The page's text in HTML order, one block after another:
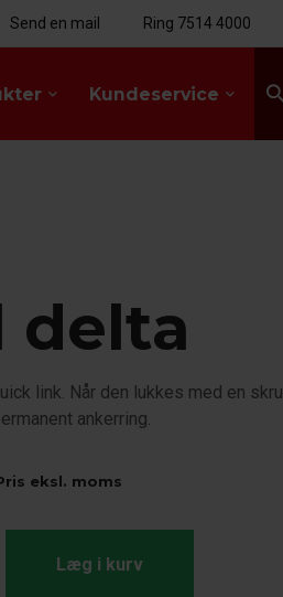
keyboard_arrow_down Kundeservice keyboard_arrow_down search
Send en mail Ring 7514 4000
delta
link. Når den lukkes med en
ankerring.
eksl. moms
Læg i kurv